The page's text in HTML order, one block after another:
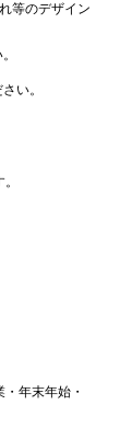
等のデザイン
い。
年末年始・